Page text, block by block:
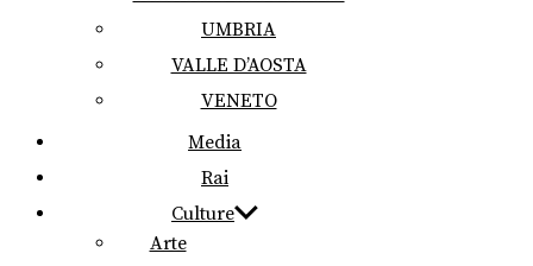
UMBRIA
VALLE D’AOSTA
VENETO
Media
Rai
Culture
Arte